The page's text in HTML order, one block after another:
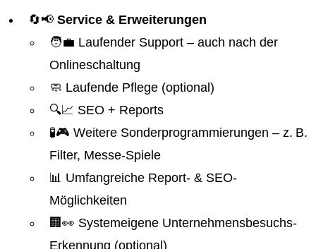
🔄📢 Service & Erweiterungen
🧑‍💼 Laufender Support – auch nach der
Onlineschaltung
🧼 Laufende Pflege (optional)
🔍📈 SEO + Reports
🧪🎮 Weitere Sonderprogrammierungen – z. B.
Filter, Messe-Spiele
📊 Umfangreiche Report- & SEO-
Möglichkeiten
🏢👀 Systemeigene Unternehmensbesuchs-
Erkennung (optional)